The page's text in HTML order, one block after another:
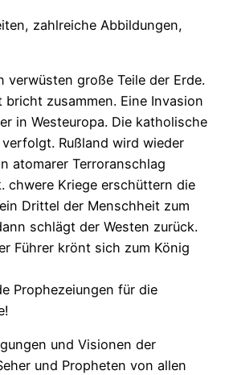
zahlreiche Abbildungen,
verwüsten große Teile der Erde.
zusammen. Eine Invasion
in Westeuropa. Die katholische
Rußland wird wieder
atomarer Terroranschlag
chwere Kriege erschüttern die
Drittel der Menschheit zum
schlägt der Westen zurück.
Führer krönt sich zum König
Prophezeiungen für die
und Visionen der
und Propheten von allen